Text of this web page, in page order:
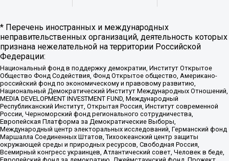
* Перечень иностранных и международных
неправительственных организаций, деятельность которых
признана нежелательной на территории Российской
Федерации:
Национальный фонд в поддержку демократии, Институт Открытое
Общество Фонд Содействия, Фонд Открытое общество, Американо-
российский фонд по экономическому и правовому развитию,
Национальный Демократический Институт Международных Отношений,
MEDIA DEVELOPMENT INVESTMENT FUND, Международный
Республиканский Институт, Открытая Россия, Институт современной
России, Черноморский фонд регионального сотрудничества,
Европейская Платформа за Демократические Выборы,
Международный центр электоральных исследований, Германский фонд
Маршалла Соединенных Штатов, Тихоокеанский центр защиты
окружающей среды и природных ресурсов, Свободная Россия,
Всемирный конгресс украинцев, Атлантический совет, Человек в беде,